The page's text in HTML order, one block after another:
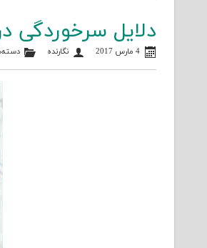
دلایل سرخوردگی
4 مارس 2017 نگارنده